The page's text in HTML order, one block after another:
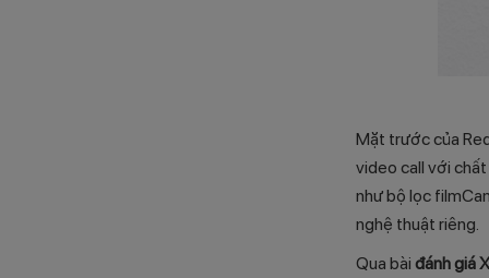
Mặt trước của
video call với
như bộ lọc
nghệ thuật riêng.
Qua bài đánh giá